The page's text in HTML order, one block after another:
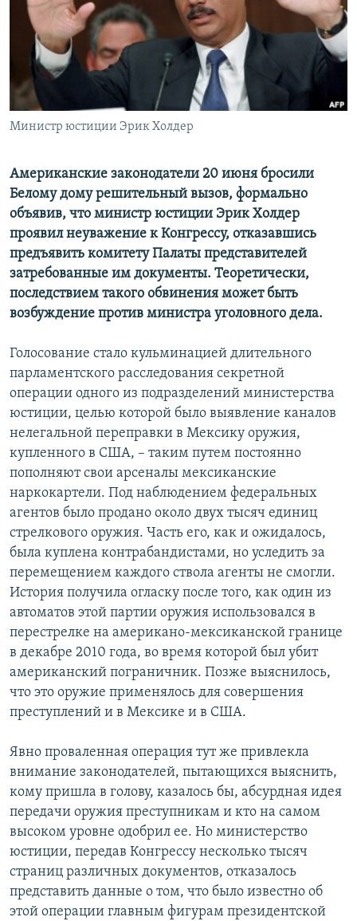
РАСПИСАНИЕ ВЕЩАНИЯ
ПОДПИШИТЕСЬ НА РАССЫЛКУ
СОЦИАЛЬНЫЕ СЕТИ
Все сайты РСЕ/РС
Министр юстиции Эрик Холдер
Американские законодатели 20 июня бросили
Белому дому решительный вызов, формально
объявив, что министр юстиции Эрик Холдер
проявил неуважение к Конгрессу, отказавшись
предъявить комитету Палаты представителей
затребованные им документы. Теоретически,
последствием такого обвинения может быть
возбуждение против министра уголовного дела.
Голосование стало кульминацией длительного
парламентского расследования секретной
операции одного из подразделений министерства
юстиции, целью которой было выявление каналов
нелегальной переправки в Мексику оружия,
купленного в США, – таким путем постоянно
пополняют свои арсеналы мексиканские
наркокартели. Под наблюдением федеральных
агентов было продано около двух тысяч единиц
стрелкового оружия. Часть его, как и ожидалось,
была куплена контрабандистами, но уследить за
перемещением каждого ствола агенты не смогли.
История получила огласку после того, как один из
автоматов этой партии оружия использовался в
перестрелке на американо-мексиканской границе
в декабре 2010 года, во время которой был убит
американский пограничник. Позже выяснилось,
что это оружие применялось для совершения
преступлений и в Мексике и в США.
Явно проваленная операция тут же привлекла
внимание законодателей, пытающихся выяснить,
кому пришла в голову, казалось бы, абсурдная идея
передачи оружия преступникам и кто на самом
высоком уровне одобрил ее. Но министерство
юстиции, передав Конгрессу несколько тысяч
страниц различных документов, отказалось
представить данные о том, что было известно об
этой операции главным фигурам президентской